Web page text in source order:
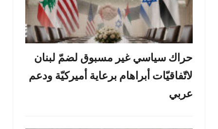
حراك سياسي غير مسبوق لضمّ لبنان
لاتّفاقيّات أبراهام برعاية أميركيّة ودعم
عربي